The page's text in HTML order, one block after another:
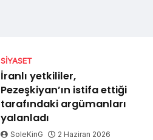
SIYASET
İranlı yetkililer,
Pezeşkiyan’ın istifa ettiği
tarafındaki argümanları
yalanladı
SoleKinG 2 Haziran 2026